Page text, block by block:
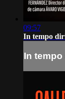
09:57
In tempo
In